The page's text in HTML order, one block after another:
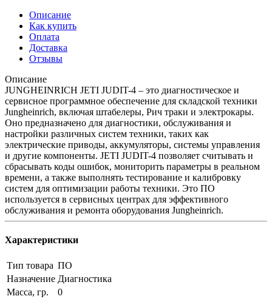
Описание
Как купить
Оплата
Доставка
Отзывы
Описание
JUNGHEINRICH JETI JUDIT-4 – это диагностическое и
сервисное программное обеспечение для складской техники
Jungheinrich, включая штабелеры, Рич траки и электрокары.
Оно предназначено для диагностики, обслуживания и
настройки различных систем техники, таких как
электрические приводы, аккумуляторы, системы управления
и другие компоненты. JETI JUDIT-4 позволяет считывать и
сбрасывать коды ошибок, мониторить параметры в реальном
времени, а также выполнять тестирование и калибровку
систем для оптимизации работы техники. Это ПО
используется в сервисных центрах для эффективного
обслуживания и ремонта оборудования Jungheinrich.
Характеристики
Тип товара ПО
Назначение Диагностика
Масса, гр.
0